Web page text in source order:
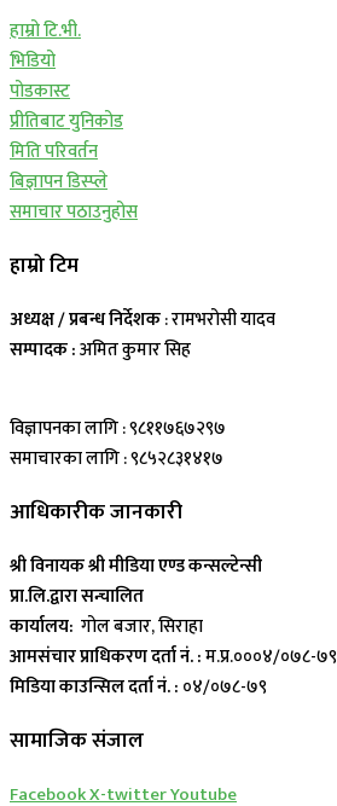
हाम्रो टि.भी.
भिडियो
पोडकास्ट
प्रीतिबाट युनिकोड
मिति परिवर्तन
बिज्ञापन डिस्प्ले
समाचार पठाउनुहोस
हाम्रो टिम
अध्यक्ष / प्रबन्ध निर्देशक: रामभरोसी यादव
सम्पादक :अमित कुमार सिह
विज्ञापनका लागि : ९८११७६७२९७
समाचारका लागि : ९८५२८३१४१७
आधिकारीक जानकारी
श्री विनायक श्री मीडिया एण्ड कन्सल्टेन्सी
प्रा.लि.द्वारा सन्चालित
कार्यालय: गोल बजार, सिराहा
आमसंचार प्राधिकरण दर्ता नं. :म.प्र.०००४/०७८-७९
मिडिया काउन्सिल दर्ता नं. : ०४/०७८-७९
सामाजिक संजाल
FacebookX-twitterYoutube